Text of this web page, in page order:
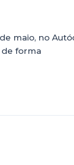
maio, no
forma